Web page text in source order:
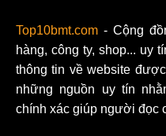
Top10bmt.com - Cộng
hàng, công ty, shop... uy
thông tin về website
những nguồn uy tín
chính xác giúp người đọc